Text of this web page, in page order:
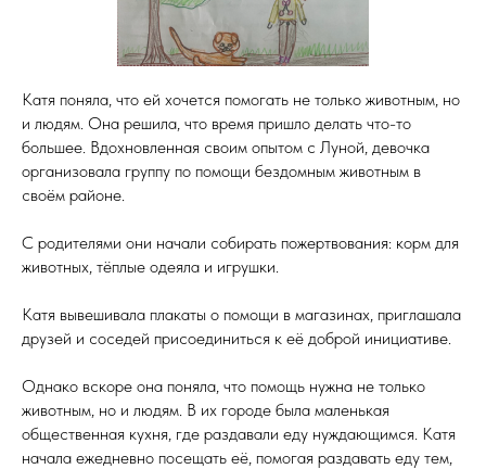
Катя поняла, что ей хочется помогать не только животным, но
и людям. Она решила, что время пришло делать что-то
большее. Вдохновленная своим опытом с Луной, девочка
организовала группу по помощи бездомным животным в
своём районе.
С родителями они начали собирать пожертвования: корм для
животных, тёплые одеяла и игрушки.
Катя вывешивала плакаты о помощи в магазинах, приглашала
друзей и соседей присоединиться к её доброй инициативе.
Однако вскоре она поняла, что помощь нужна не только
животным, но и людям. В их городе была маленькая
общественная кухня, где раздавали еду нуждающимся. Катя
начала ежедневно посещать её, помогая раздавать еду тем,